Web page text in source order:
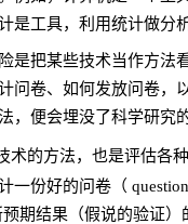
是工具，利用统计做分
是把某些技术当作方
问卷、如何发放问卷，
，便会埋没了科学研究
术的方法，也是评估各
一份好的问卷（
预期结果（假说的验证）